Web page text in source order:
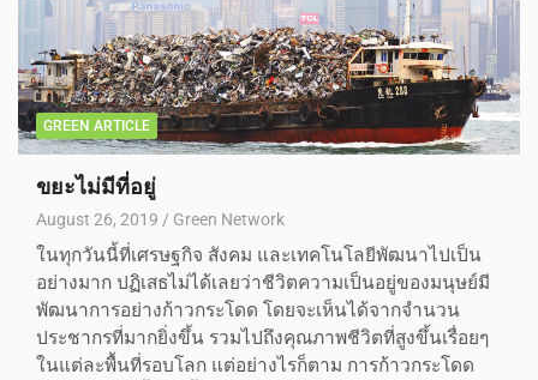
GREEN ARTICLE
ขยะไม่มีที่อยู่
August 26, 2019 Green Network
ในทุกวันนี้ที่เศรษฐกิจ สังคม และเทคโนโลยีพัฒนาไปเป็น
อย่างมาก ปฏิเสธไม่ได้เลยว่าชีวิตความเป็นอยู่ของมนุษย์มี
พัฒนาการอย่างก้าวกระโดด โดยจะเห็นได้จากจำนวน
ประชากรที่มากยิ่งขึ้น รวมไปถึงคุณภาพชีวิตที่สูงขึ้นเรื่อยๆ
ในแต่ละพื้นที่รอบโลก แต่อย่างไรก็ตาม การก้าวกระโดด